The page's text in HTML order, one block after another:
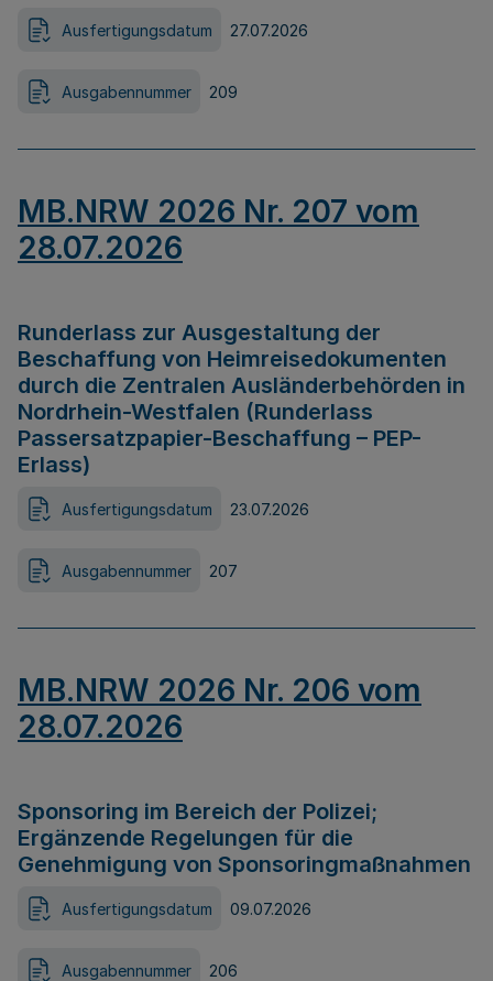
Ausfertigungsdatum 27.07.2026
Ausgabennummer 209
MB.NRW 2026 Nr. 207 vom
28.07.2026
Runderlass zur Ausgestaltung der
Beschaffung von Heimreisedokumenten
durch die Zentralen Ausländerbehörden in
Nordrhein-Westfalen (Runderlass
Passersatzpapier-Beschaffung – PEP-
Erlass)
Ausfertigungsdatum 23.07.2026
Ausgabennummer 207
MB.NRW 2026 Nr. 206 vom
28.07.2026
Sponsoring im Bereich der Polizei;
Ergänzende Regelungen für die
Genehmigung von Sponsoringmaßnahmen
Ausfertigungsdatum 09.07.2026
Ausgabennummer 206